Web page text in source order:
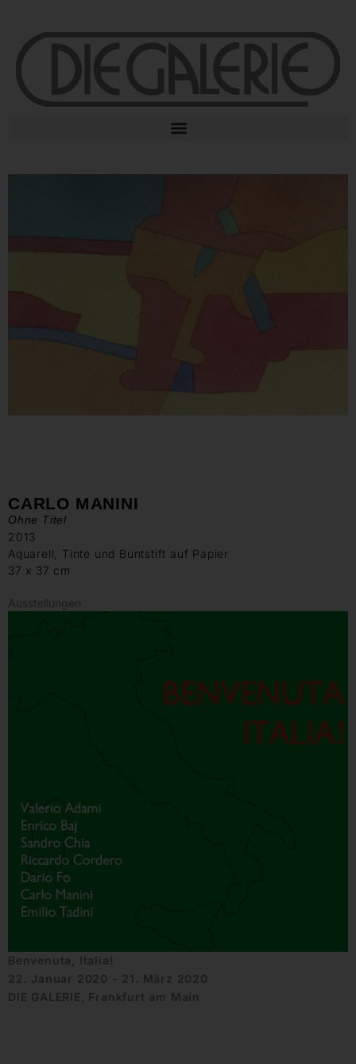
CARLO MANINI
Ohne Titel
2013
Aquarell, Tinte und Buntstift auf Papier
37 x 37 cm
Ausstellungen
Benvenuta, Italia!
22. Januar 2020 - 21. März 2020
DIE GALERIE, Frankfurt am Main